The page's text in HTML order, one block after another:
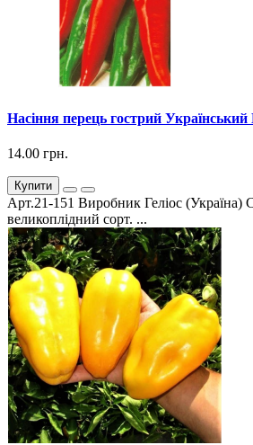
Насіння перець гострий Український
14.00 грн.
Купити
Арт.21-151 Виробник Геліос (Україна)
великоплідний сорт. ...